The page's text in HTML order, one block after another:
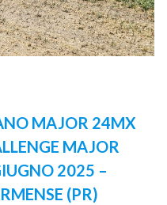
MAJOR 24MX
MAJOR
2025 –
(PR)